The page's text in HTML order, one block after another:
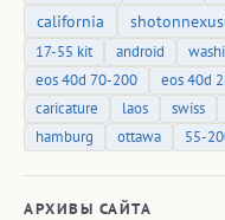
california
17-55 kit android
eos 40d 70-200
eos 40d
caricature
laos swiss
hamburg
ottawa 55-
АРХИВЫ САЙТА